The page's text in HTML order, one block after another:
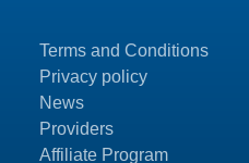
Terms and Conditions
Privacy policy
News
Providers
Affiliate Program